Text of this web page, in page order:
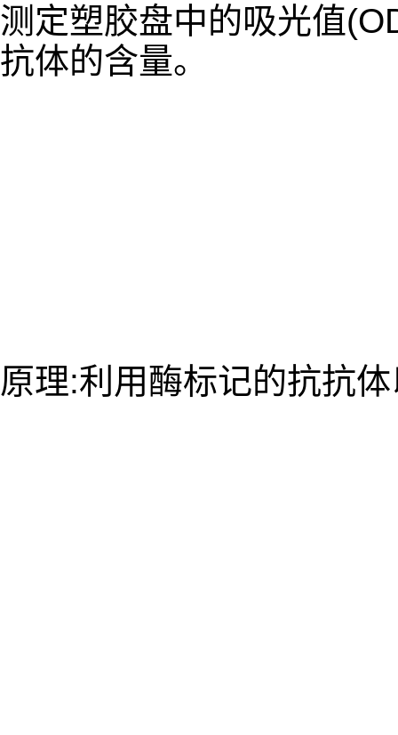
测定塑胶盘中的吸光值
抗体的含量。
原理:利用酶标记的抗抗